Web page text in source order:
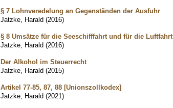
§ 7 Lohnveredelung an Gegenständen der Ausfuhr
Jatzke, Harald (2016)
§ 8 Umsätze für die Seeschifffahrt und für die Luftfahrt
Jatzke, Harald (2016)
Der Alkohol im Steuerrecht
Jatzke, Harald (2015)
Artikel 77-85, 87, 88 [Unionszollkodex]
Jatzke, Harald (2021)